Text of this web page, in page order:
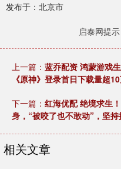
发布于：北京市
启泰网提
上一篇： 蓝乔配资 鸿蒙游戏
《原神》登录首日下载量超
下一篇： 红海优配 绝境求生
身，“被咬了也不敢动”，坚
相关文章